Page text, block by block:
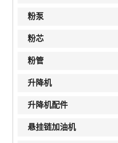
粉泵
粉芯
粉管
升降机
升降机配件
悬挂链加油机